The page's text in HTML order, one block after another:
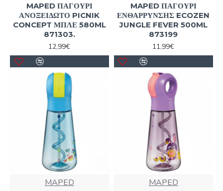
MAPED ΠΑΓΟΥΡΙ
ΑΝΟΞΕΙΔΩΤΟ PICNIK
CONCEPT ΜΠΛΕ 580ML
871303.
12,99€
MAPED ΠΑΓΟΥΡΙ
ΕΝΘΑΡΡΥΝΣΗΣ ECOZEN
JUNGLE FEVER 500ML
873199
11,99€
MAPED MAPED